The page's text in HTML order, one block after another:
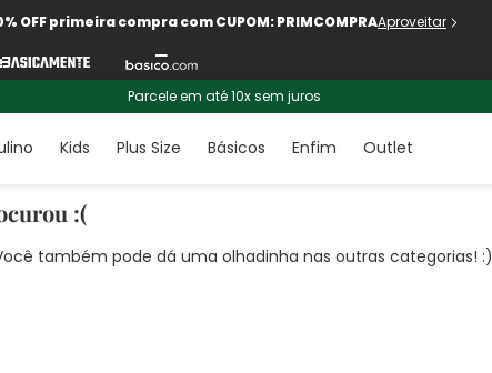
OFF primeira compra com CUPOM: PRIMCOMPRAAproveitar
Parcele em até 10x sem juros
Kids Plus Size Básicos Enfim Outlet
:(
também pode dá uma olhadinha nas outras categorias! :)